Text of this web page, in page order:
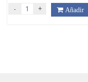
- + Añadir